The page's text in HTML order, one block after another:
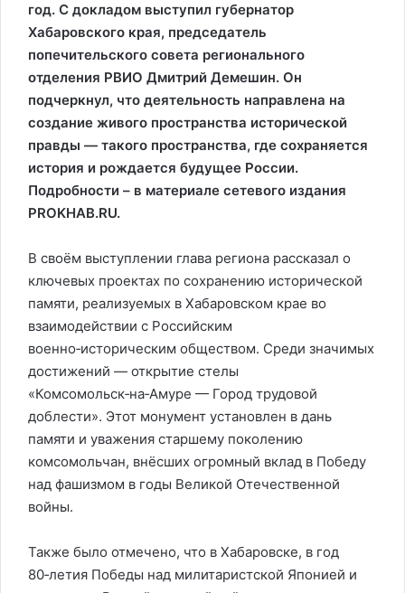
год. С докладом выступил губернатор
Хабаровского края, председатель
попечительского совета регионального
отделения РВИО Дмитрий Демешин. Он
подчеркнул, что деятельность направлена на
создание живого пространства исторической
правды — такого пространства, где сохраняется
история и рождается будущее России.
Подробности – в материале сетевого издания
PROKHAB.RU.
В своём выступлении глава региона рассказал о
ключевых проектах по сохранению исторической
памяти, реализуемых в Хабаровском крае во
взаимодействии с Российским
военно‑историческим обществом. Среди значимых
достижений — открытие стелы
«Комсомольск‑на‑Амуре — Город трудовой
доблести». Этот монумент установлен в дань
памяти и уважения старшему поколению
комсомольчан, внёсших огромный вклад в Победу
над фашизмом в годы Великой Отечественной
войны.
Также было отмечено, что в Хабаровске, в год
80‑летия Победы над милитаристской Японией и